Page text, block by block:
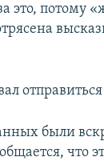
это, потому
были
что